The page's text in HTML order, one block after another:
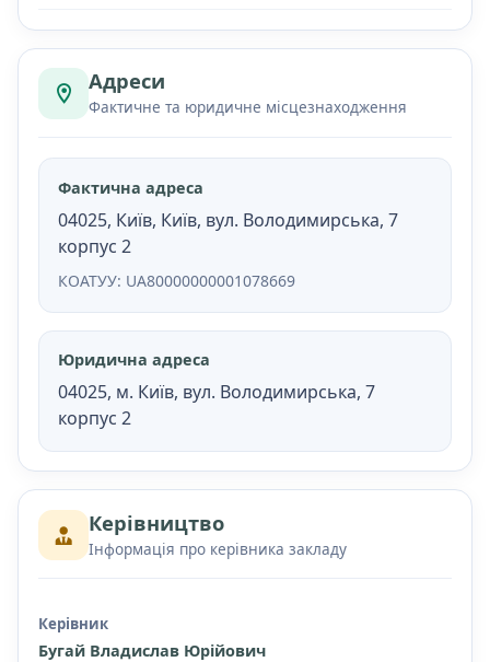
Адреси
Фактичне та юридичне місцезнаходження
Фактична адреса
04025, Київ, Київ, вул. Володимирська, 7
корпус 2
КОАТУУ: UA80000000001078669
Юридична адреса
04025, м. Київ, вул. Володимирська, 7
корпус 2
Керівництво
Інформація про керівника закладу
Керівник
Бугай Владислав Юрійович